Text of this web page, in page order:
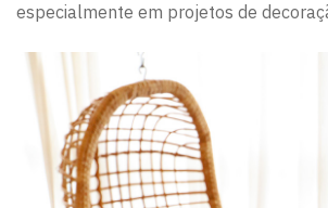
especialmente em projetos de